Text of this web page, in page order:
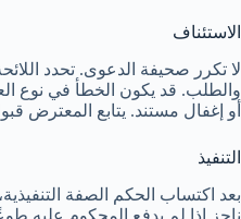
الاستئناف
لا تكرر صحيفة الدعوى. تحدد
أو إغفال مستند. يتابع المعترض
التنفيذ
بعد اكتساب الحكم الصفة
ناجز إذا لم يدفع المحكوم عليه